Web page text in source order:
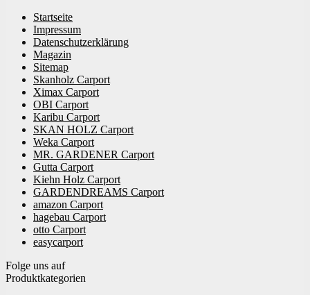
Startseite
Impressum
Datenschutzerklärung
Magazin
Sitemap
Skanholz Carport
Ximax Carport
OBI Carport
Karibu Carport
SKAN HOLZ Carport
Weka Carport
MR. GARDENER Carport
Gutta Carport
Kiehn Holz Carport
GARDENDREAMS Carport
amazon Carport
hagebau Carport
otto Carport
easycarport
Folge uns auf
Produktkategorien